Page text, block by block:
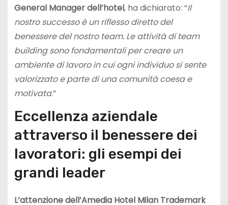
General Manager dell’hotel, ha dichiarato: “Il
nostro successo è un riflesso diretto del
benessere del nostro team. Le attività di team
building sono fondamentali per creare un
ambiente di lavoro in cui ogni individuo si sente
valorizzato e parte di una comunità coesa e
motivata.”
Eccellenza aziendale
attraverso il benessere dei
lavoratori: gli esempi dei
grandi leader
L’attenzione dell’Amedia Hotel Milan Trademark